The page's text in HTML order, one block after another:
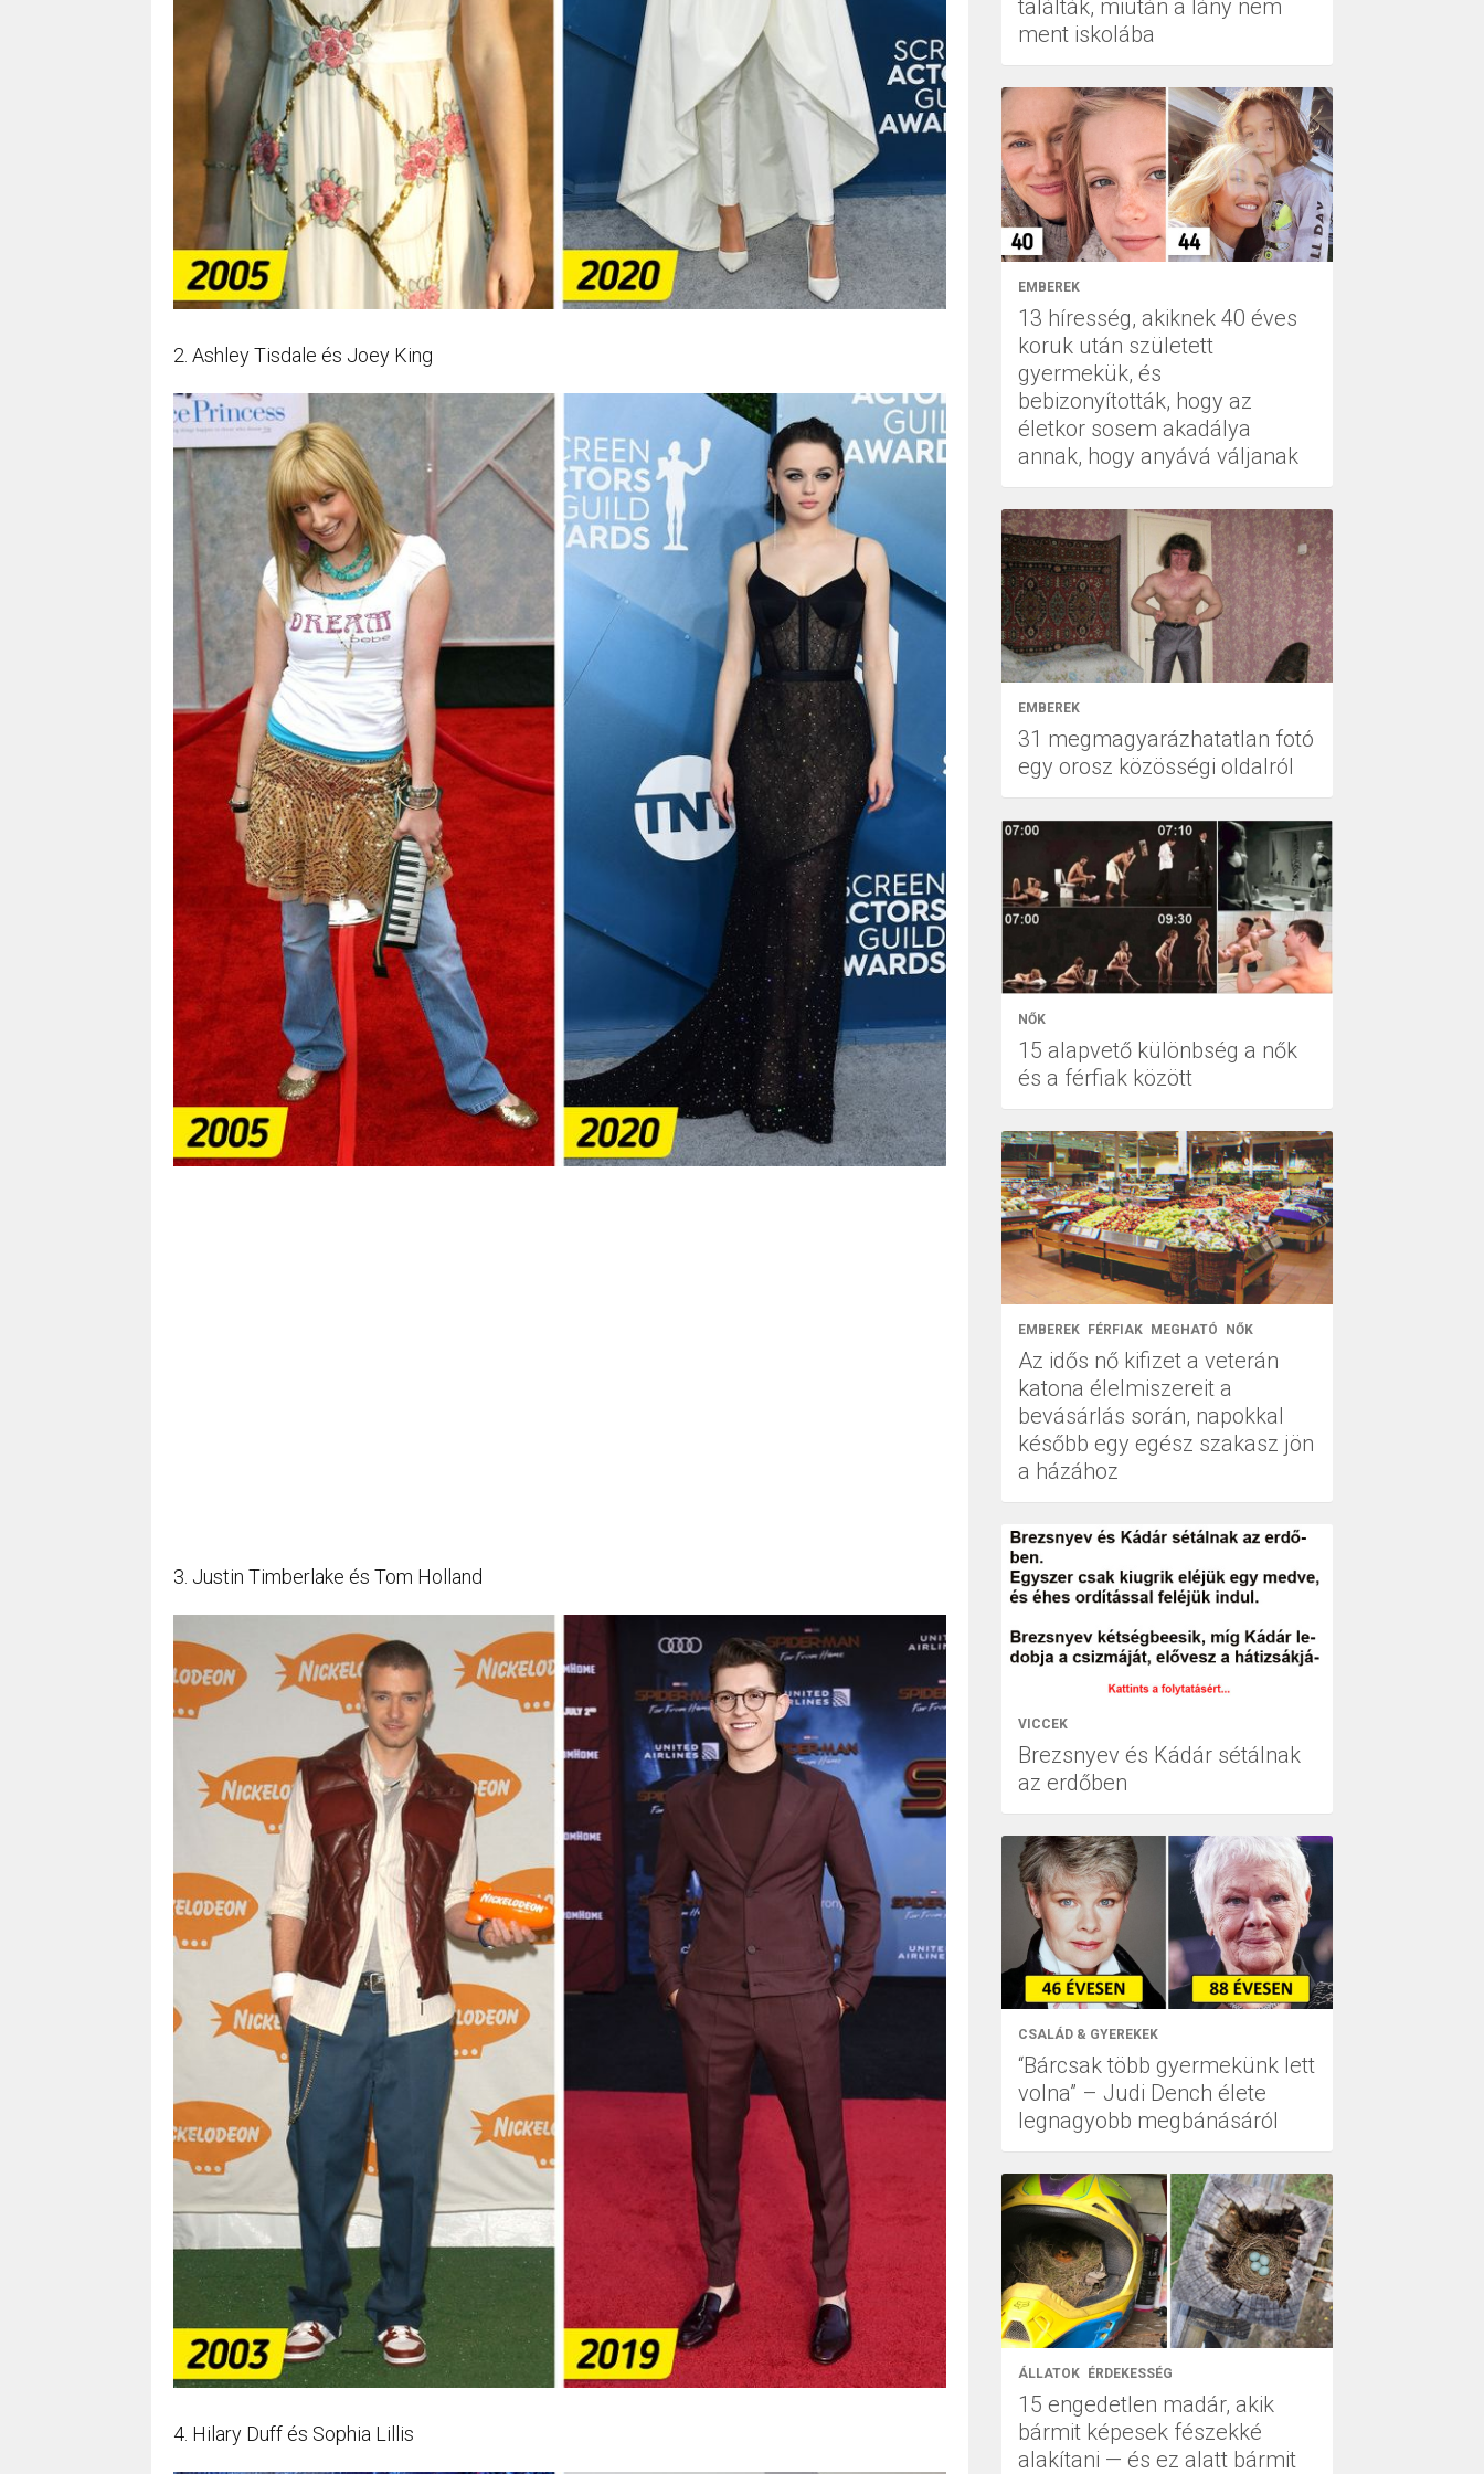
2. Ashley Tisdale és Joey King
3. Justin Timberlake és Tom Holland
4. Hilary Duff és Sophia Lillis
találták, miután a lány nem
ment iskolába
EMBEREK
13 híresség, akiknek 40 éves
koruk után született
gyermekük, és
bebizonyították, hogy az
életkor sosem akadálya
annak, hogy anyává váljanak
EMBEREK
31 megmagyarázhatatlan fotó
egy orosz közösségi oldalról
NŐK
15 alapvető különbség a nők
és a férfiak között
EMBEREK FÉRFIAK MEGHATÓ NŐK
Az idős nő kifizet a veterán
katona élelmiszereit a
bevásárlás során, napokkal
később egy egész szakasz jön
a házához
VICCEK
Brezsnyev és Kádár sétálnak
az erdőben
CSALÁD & GYEREKEK
“Bárcsak több gyermekünk lett
volna” – Judi Dench élete
legnagyobb megbánásáról
ÁLLATOK ÉRDEKESSÉG
15 engedetlen madár, akik
bármit képesek fészekké
alakítani — és ez alatt bármit